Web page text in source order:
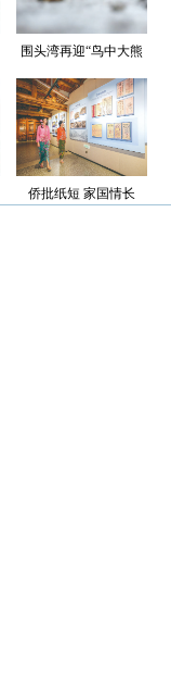
围头湾再迎“鸟中大熊
侨批纸短 家国情长